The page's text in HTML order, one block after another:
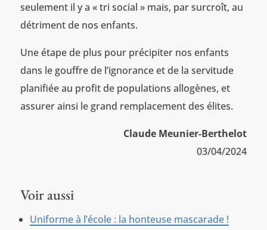
seulement il y a « tri social » mais, par surcroît, au
détriment de nos enfants.
Une étape de plus pour précipiter nos enfants
dans le gouffre de l’ignorance et de la servitude
planifiée au profit de populations allogènes, et
assurer ainsi le grand remplacement des élites.
Claude Meunier-Berthelot
03/04/2024
Voir aussi
Uniforme à l’école : la honteuse mascarade !